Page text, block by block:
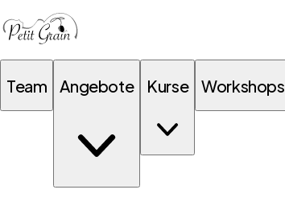
Team Angebote Kurse Workshops